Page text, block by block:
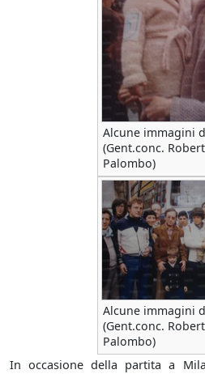
Alcune immagini
(Gent.conc.
Palombo)
Alcune immagini
(Gent.conc.
Palombo)
In occasione della partita a